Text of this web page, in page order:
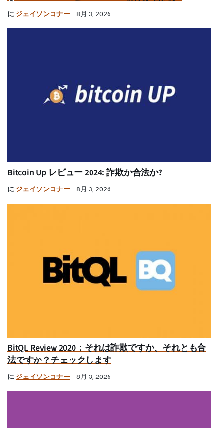
に ジェイソンコナー 8月 3, 2026
Bitcoin Up レビュー 2024: 詐欺か合法か?
に ジェイソンコナー 8月 3, 2026
BitQL Review 2020：それは詐欺ですか、それとも合
法ですか？チェックします
に ジェイソンコナー 8月 3, 2026